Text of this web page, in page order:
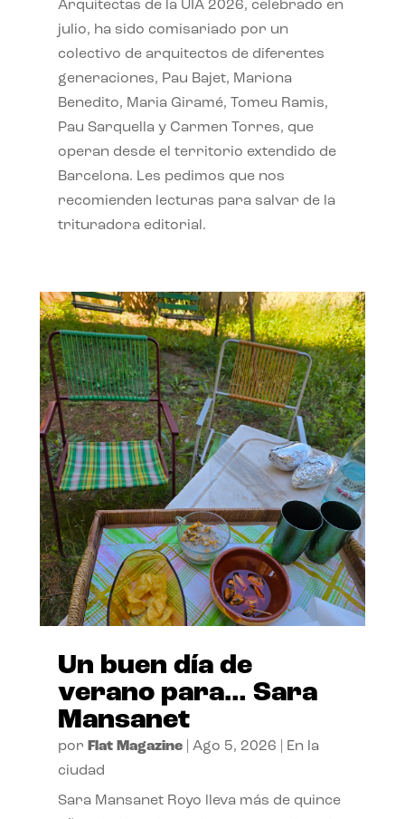
Arquitectas de la UIA 2026, celebrado en
julio, ha sido comisariado por un
colectivo de arquitectos de diferentes
generaciones, Pau Bajet, Mariona
Benedito, Maria Giramé, Tomeu Ramis,
Pau Sarquella y Carmen Torres, que
operan desde el territorio extendido de
Barcelona. Les pedimos que nos
recomienden lecturas para salvar de la
trituradora editorial.
Un buen día de
verano para… Sara
Mansanet
por Flat Magazine| Ago 5, 2026
En la
ciudad
Sara Mansanet Royo lleva más de quince